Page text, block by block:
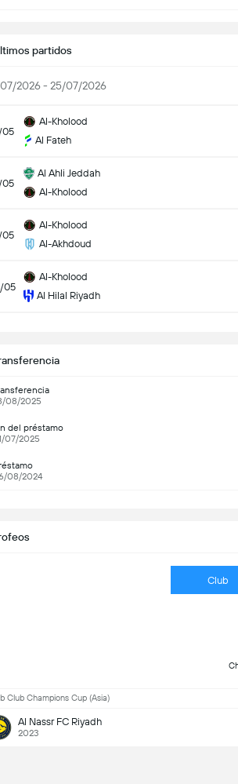
partidos
2026 - 25/07/2026
05
Al-Kholood
Al Fateh
05
Al Ahli Jeddah
Al-Kholood
05
Al-Kholood
Al-Akhdoud
05
Al-Kholood
Al Hilal Riyadh
08/2025
del préstamo
07/2025
08/2024
Club
Club Champions Cup (Asia)
Al Nassr FC Riyadh
2023